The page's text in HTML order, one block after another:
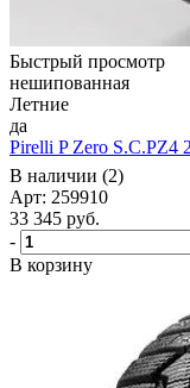
Быстрый просмотр
нешипованная
Летние
да
Pirelli P Zero S.C.PZ4
В наличии (2)
Арт: 259910
33 345 руб.
-
В корзину